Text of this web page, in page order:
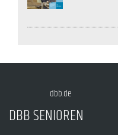
dbb.de
DBB SENIOREN